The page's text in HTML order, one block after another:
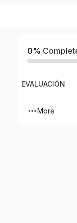
0%
EVALUACIÓN
More